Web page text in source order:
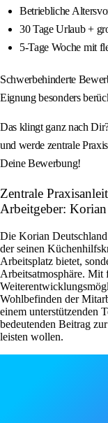
Betriebliche
30 Tage Urlaub +
5-Tage Woche mit
Schwerbehinderte
Eignung besonders
Das klingt ganz nach
und werde zentrale
Deine Bewerbung!
Zentrale
Arbeitgeber:
Die Korian
der seinen
Arbeitsplatz bietet,
Arbeitsatmosphäre.
Wohlbefinden der
einem unterstützenden
bedeutenden Beitrag
leisten wollen.